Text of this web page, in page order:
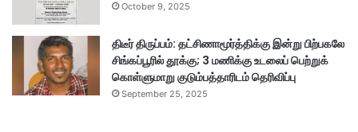
October 9, 2025
திடீர் திருப்பம்: தட்சிணாமூர்த்திக்கு இன்று பிற்பகலே
சிங்கப்பூரில் தூக்கு; 3 மணிக்கு உடலைப் பெற்றுக்
கொள்ளுமாறு குடும்பத்தாரிடம் தெரிவிப்பு
September 25, 2025